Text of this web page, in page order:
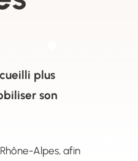
plus
son
Alpes, afin